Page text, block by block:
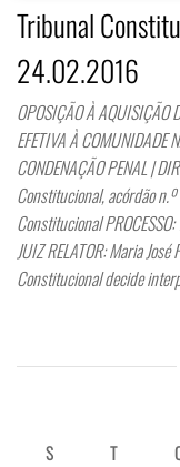
Tribunal
24.02.2016
OPOSIÇÃO À AQUISIÇÃO
EFETIVA À COMUNIDADE
CONDENAÇÃO PENAL |
Constitucional, acórdão
Constitucional
JUIZ RELATOR: Maria
Constitucional decide
S
T